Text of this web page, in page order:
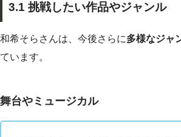
3.1 挑戦したい作品やジャンル
和希そらさんは、今後さらに多様なジャ
ています。
舞台やミュージカル